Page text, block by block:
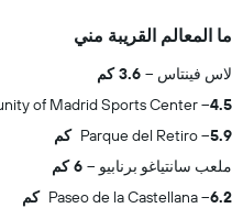
ما المعالم القريبة مني
لاس فينتاس
3.6 كم
of Madrid Sports Center
4.5 كم
Parque del Retiro
5.9 كم
ملعب سانتياغو برنابيو
6 كم
Paseo de la Castellana
6.2 كم